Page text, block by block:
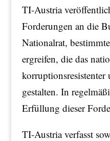
TI-Austria
Forderungen an die
Nationalrat,
ergreifen, die das
korruptionsresistenter
gestalten. In
Erfüllung dieser
TI-Austria verfasst